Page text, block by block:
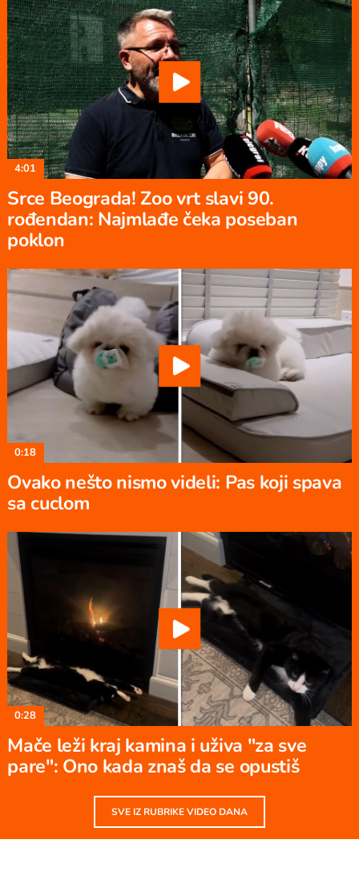
4:01
Srce Beograda! Zoo vrt slavi 90.
rođendan: Najmlađe čeka poseban
poklon
0:18
Ovako nešto nismo videli: Pas koji spava
sa cuclom
0:28
Mače leži kraj kamina i uživa "za sve
pare": Ono kada znaš da se opustiš
SVE IZ RUBRIKE VIDEO DANA